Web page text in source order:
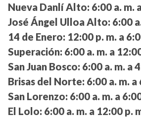
Nueva Danlí Alto: 6:00 a. m.
José Ángel Ulloa Alto: 6:00
14 de Enero: 12:00 p. m. a
Superación: 6:00 a. m. a
San Juan Bosco: 6:00 a. m. a
Brisas del Norte: 6:00 a. m. a
San Lorenzo: 6:00 a. m. a
El Lolo: 6:00 a. m. a 12:00 p.